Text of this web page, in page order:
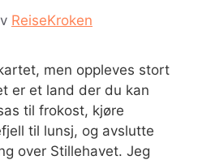
ReiseKroken
men oppleves stort
er et land der du kan
til frokost, kjøre
til lunsj, og avslutte
over Stillehavet. Jeg